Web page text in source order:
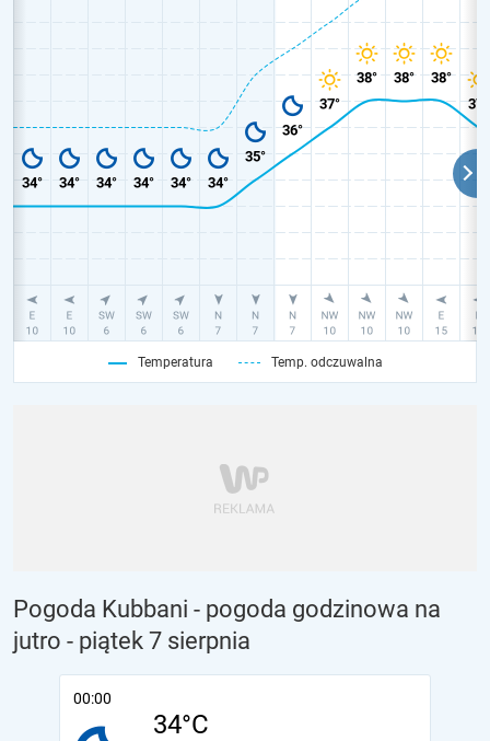
Temperatura Temp. odczuwalna
Pogoda Kubbani - pogoda godzinowa na
jutro - piątek 7 sierpnia
00:00
34°C